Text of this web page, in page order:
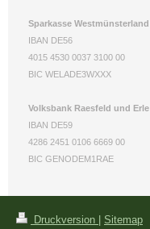
Sparkasse Westmünsterland
IBAN DE56
4015 4530 0037 3100 00
BIC WELADE3WXXX
Volksbank Raesfeld und Erle
IBAN DE59
4286 2451 0106 6669 00
BIC GENODEM1RAE
Druckversion
Sitemap